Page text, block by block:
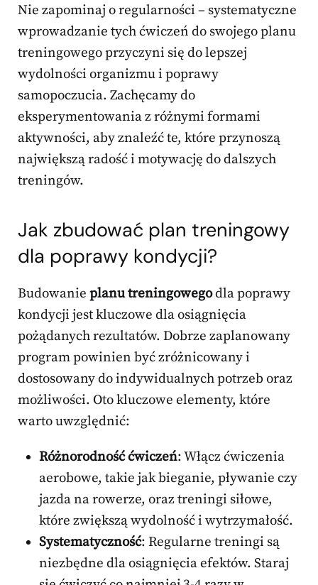
Nie zapominaj o regularności – systematyczne
wprowadzanie tych ćwiczeń do swojego planu
treningowego przyczyni się do lepszej
wydolności organizmu i poprawy
samopoczucia. Zachęcamy do
eksperymentowania z różnymi formami
aktywności, aby znaleźć te, które przynoszą
największą radość i motywację do dalszych
treningów.
Jak zbudować plan treningowy
dla poprawy kondycji?
Budowanie planu treningowegodla poprawy
kondycji jest kluczowe dla osiągnięcia
pożądanych rezultatów. Dobrze zaplanowany
program powinien być zróżnicowany i
dostosowany do indywidualnych potrzeb oraz
możliwości. Oto kluczowe elementy, które
warto uwzględnić:
Różnorodność ćwiczeń: Włącz ćwiczenia
aerobowe, takie jak bieganie, pływanie czy
jazda na rowerze, oraz treningi siłowe,
które zwiększą wydolność i wytrzymałość.
Systematyczność: Regularne treningi są
niezbędne dla osiągnięcia efektów. Staraj